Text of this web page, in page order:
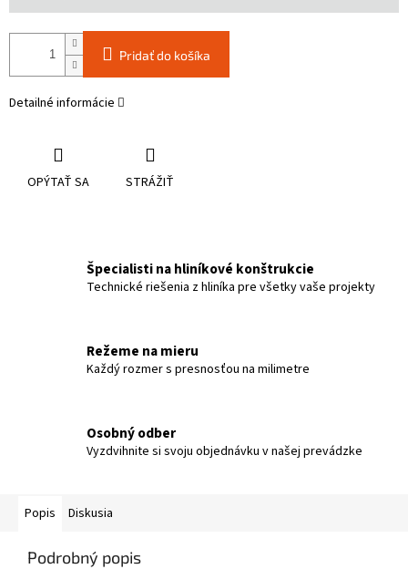
Pridať do košíka
Detailné informácie
OPÝTAŤ SA STRÁŽIŤ
Špecialisti na hliníkové konštrukcie
Technické riešenia z hliníka pre všetky vaše projekty
Režeme na mieru
Každý rozmer s presnosťou na milimetre
Osobný odber
Vyzdvihnite si svoju objednávku v našej prevádzke
Popis Diskusia
Podrobný popis